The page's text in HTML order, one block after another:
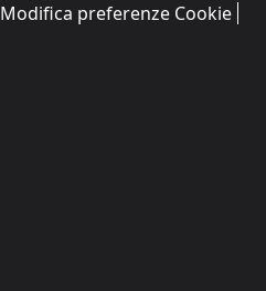
Modifica preferenze Cookie